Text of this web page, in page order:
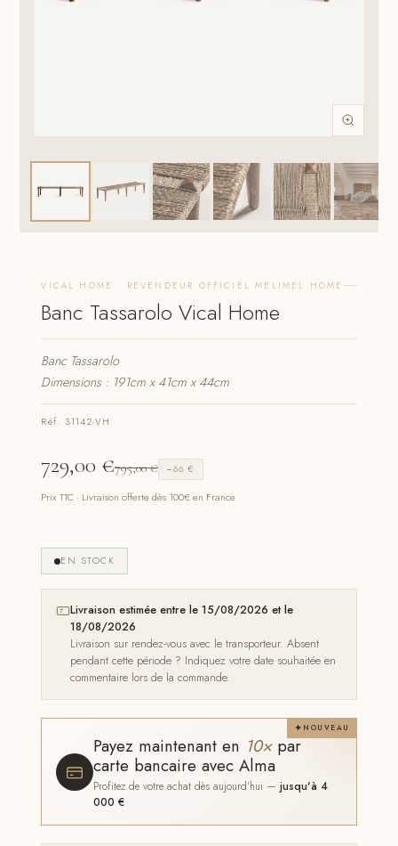
VICAL HOME · REVENDEUR OFFICIEL MELIMEL HOME
Banc Tassarolo Vical Home
Banc Tassarolo
Dimensions : 191cm x 41cm x 44cm
Réf. 31142-VH
729,00 €795,00€ −66 €
Prix TTC · Livraison offerte dès 100€ en France
EN STOCK
Livraison estimée entre le 15/08/2026 et le
18/08/2026
Livraison sur rendez-vous avec le transporteur. Absent
pendant cette période ? Indiquez votre date souhaitée en
commentaire lors de la commande.
NOUVEAU
Payez maintenant en 10×par
carte bancaire avec Alma
Profitez de votre achat dès aujourd'hui —jusqu'à 4
000 €